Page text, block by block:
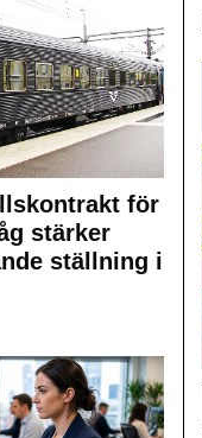
för
stärker
ställning i